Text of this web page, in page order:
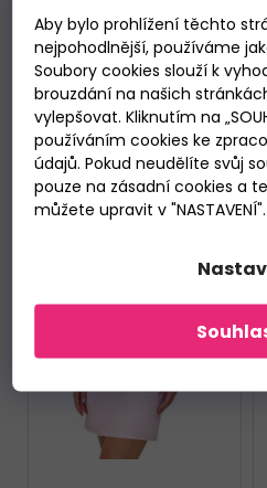
Aby bylo prohlížení těchto
nejpohodlnější, používáme
Soubory cookies slouží k
brouzdání na našich
vylepšovat. Kliknutím na
používáním cookies ke
údajů. Pokud neudělíte svůj
pouze na zásadní cookies a
můžete upravit v "NASTAVENÍ".
DETAIL
S M L XL XXL